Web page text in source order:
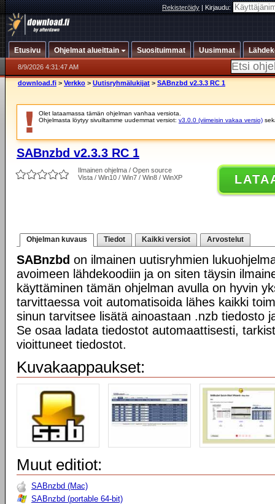
Rekisteröidy|Kirjaudu:
Etusivu Ohjelmat alueittain Suosituimmat Uusimmat
8/9/2026 4:31:47 AM
download.fi > Verkko > Uutisryhmälukijat > SABnzbd v2.3.3 RC 1
Olet lataamassa tämän ohjelman vanhaa versiota.
Ohjelmasta löytyy sivuiltamme uudemmat versiot: v3.0.0 (viimeisin vakaa versio)
SABnzbd v2.3.3 RC 1
Ilmainen ohjelma / Open source
Vista / Win10 / Win7 / Win8 / WinXP
Ohjelman kuvaus Tiedot Kaikki versiot Arvostelut
SABnzbd on ilmainen uutisryhmien
avoimeen lähdekoodiin ja on siten täysin
käyttäminen tämän ohjelman avulla on hyvin
tarvittaessa voit automatisoida lähes kaikki
sinun tarvitsee lisätä ainoastaan .nzb tiedosto
Se osaa ladata tiedostot automaattisesti,
vioittuneet tiedostot.
Kuvakaappaukset:
Muut editiot:
SABnzbd (Mac)
SABnzbd (portable 64-bit)